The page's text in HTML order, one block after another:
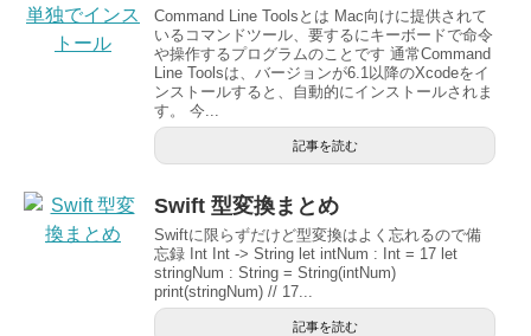
Command Line Toolsとは Mac向けに提供されて
いるコマンドツール、要するにキーボードで命令
や操作するプログラムのことです 通常Command
Line Toolsは、バージョンが6.1以降のXcodeをイ
ンストールすると、自動的にインストールされま
す。 今...
記事を読む
Swift 型変換まとめ
Swiftに限らずだけど型変換はよく忘れるので備
忘録 Int Int -> String let intNum : Int = 17 let
stringNum : String = String(intNum)
print(stringNum) // 17...
記事を読む